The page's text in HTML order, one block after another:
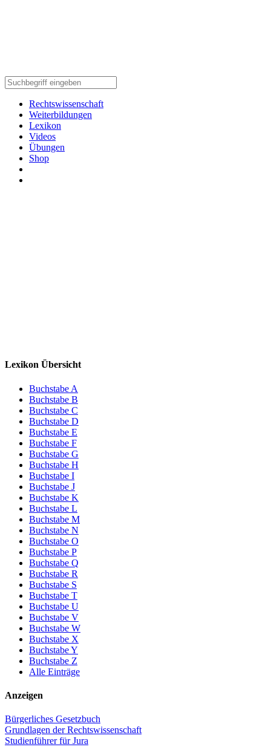
Rechtswissenschaft
Weiterbildungen
Lexikon
Videos
Übungen
Shop
Lexikon Übersicht
Buchstabe A
Buchstabe B
Buchstabe C
Buchstabe D
Buchstabe E
Buchstabe F
Buchstabe G
Buchstabe H
Buchstabe I
Buchstabe J
Buchstabe K
Buchstabe L
Buchstabe M
Buchstabe N
Buchstabe O
Buchstabe P
Buchstabe Q
Buchstabe R
Buchstabe S
Buchstabe T
Buchstabe U
Buchstabe V
Buchstabe W
Buchstabe X
Buchstabe Y
Buchstabe Z
Alle Einträge
Anzeigen
Bürgerliches Gesetzbuch
Grundlagen der Rechtswissenschaft
Studienführer für Jura